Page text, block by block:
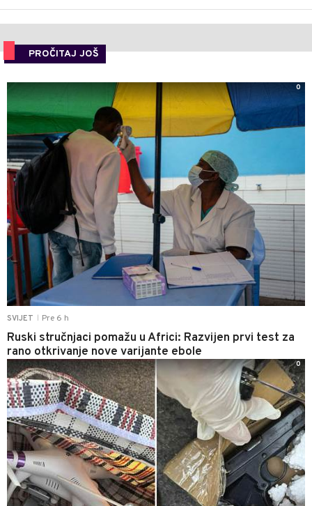
PROČITAJ JOŠ
SVIJET Pre 6 h
Ruski stručnjaci pomažu u Africi: Razvijen prvi test za
rano otkrivanje nove varijante ebole
0
0